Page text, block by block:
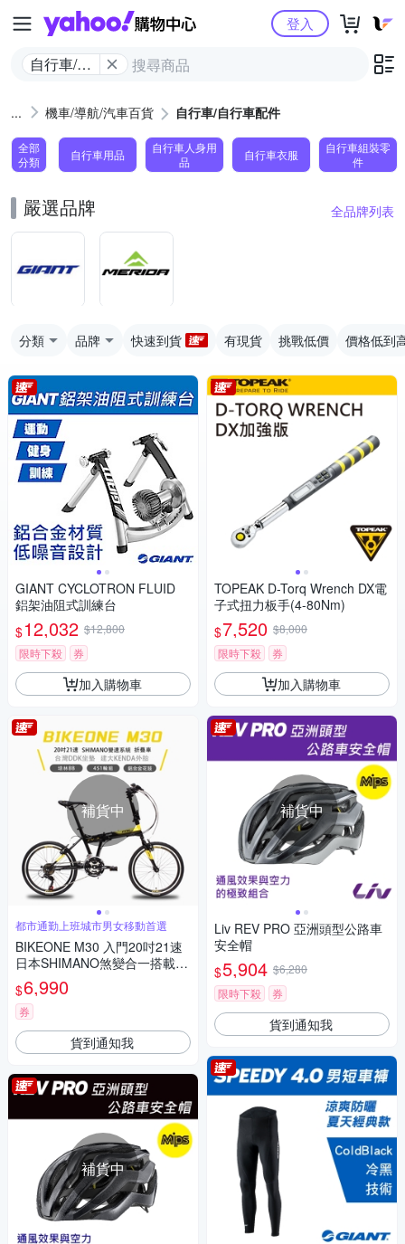
Yahoo購物中心
自行車/自
登入
機車/導航/汽車百貨 自行車/自行車配件
全部
分類
自行車用品
自行車人身用
品
自行車衣服
自行車組裝零
件
嚴選品牌 全品牌列表
分類 品牌 快速到貨 有現貨 挑戰低價 價格低到
GIANT CYCLOTRON FLUID
鋁架油阻式訓練台
$12,032 $12,800
限時下殺
券
加入購物車
補貨中
都市通勤上班城市男女移動首選
BIKEONE M30 入門20吋21速
日本SHIMANO煞變合一搭載45
1輪組折疊車
$6,990
券
貨到通知我
補貨中
TOPEAK D-Torq Wrench DX電
子式扭力板手(4-80Nm)
$7,520 $8,000
限時下殺
券
加入購物車
補貨中
Liv REV PRO 亞洲頭型公路車
安全帽
$5,904 $6,280
限時下殺
券
貨到通知我